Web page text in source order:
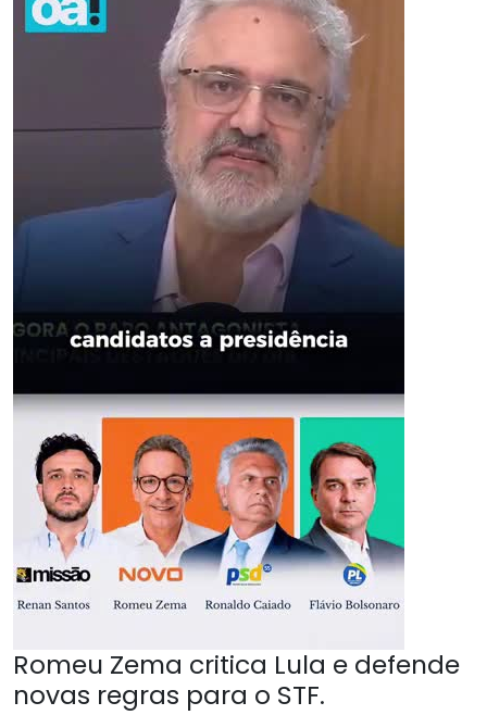
Romeu Zema critica Lula e defende
novas regras para o STF.